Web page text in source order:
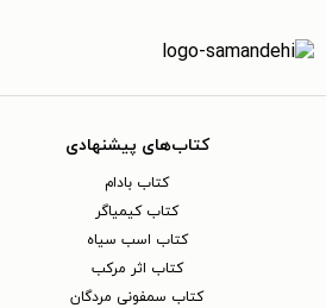
کتاب‌های پیشنهادی
کتاب بادام
کتاب کیمیاگر
کتاب اسب سیاه
کتاب اثر مرکب
کتاب سمفونی مردگان